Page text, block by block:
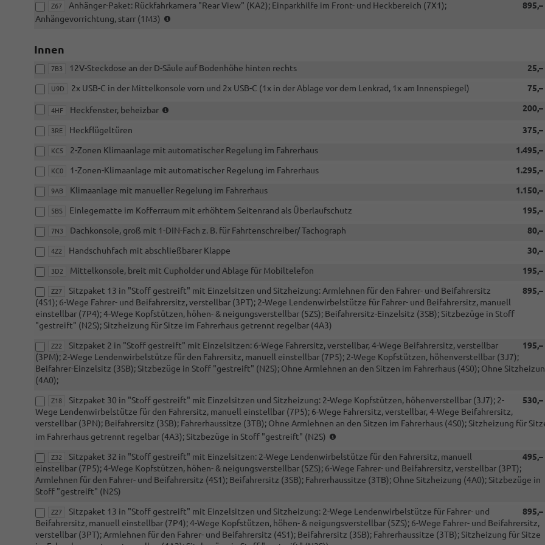
Z67 895,–
Anhänger-Paket: Rückfahrkamera "Rear View" (KA2); Einparkhilfe im Front- und Heckbereich (7X1);
Anhängevorrichtung, starr (1M3)
Innen
7B3 25,–
12V-Steckdose an der D-Säule auf Bodenhöhe hinten rechts
U9D 75,–
2x USB-C in der Mittelkonsole vorn und 2x USB-C (1x in der Ablage vor dem Lenkrad, 1x am Innenspiegel)
4HF 200,–
Heckfenster, beheizbar
und
4L1
GL1)
3RE 375,–
Heckflügeltüren
KC5 1.495,–
2-Zonen Klimaanlage mit automatischer Regelung im Fahrerhaus
KC0 1.295,–
1-Zonen-Klimaanlage mit automatischer Regelung im Fahrerhaus
9AB 1.150,–
Klimaanlage mit manueller Regelung im Fahrerhaus
5BS 195,–
Einlegematte im Kofferraum mit erhöhtem Seitenrand als Überlaufschutz
7N3 80,–
Dachkonsole, groß mit 1-DIN-Fach z. B. für Fahrtenschreiber/ Tachograph
4Z2 30,–
Handschuhfach mit abschließbarer Klappe
3D2 195,–
Mittelkonsole, breit mit Cupholder und Ablage für Mobiltelefon
Z27 895,–
Sitzpaket 13 in "Stoff gestreift" mit Einzelsitzen und Sitzheizung: Armlehnen für den Fahrer- und Beifahrersitz
(4S1); 6-Wege Fahrer- und Beifahrersitz, verstellbar (3PT); 2-Wege Lendenwirbelstütze für Fahrer- und Beifahrersitz, manuell
einstellbar (7P4); 4-Wege Kopfstützen, höhen- & neigungsverstellbar (5ZS); Beifahrersitz-Einzelsitz (3SB); Sitzbezüge in Stoff
"gestreift" (N2S); Sitzheizung für Sitze im Fahrerhaus getrennt regelbar (4A3)
Z22 195,–
Sitzpaket 2 in "Stoff gestreift" mit Einzelsitzen: 6-Wege Fahrersitz, verstellbar, 4-Wege Beifahrersitz, verstellbar
(3PM); 2-Wege Lendenwirbelstütze für den Fahrersitz, manuell einstellbar (7P5); 2-Wege Kopfstützen, höhenverstellbar (3J7);
Beifahrer-Einzelsitz (3SB); Sitzbezüge in Stoff "gestreift" (N2S); Ohne Armlehnen an den Sitzen im Fahrerhaus (4S0); Ohne
(4A0);
Z18 530,–
Sitzpaket 30 in "Stoff gestreift" mit Einzelsitzen und Sitzheizung: 2-Wege Kopfstützen, höhenverstellbar (3J7); 2-
Wege Lendenwirbelstütze für den Fahrersitz, manuell einstellbar (7P5); 6-Wege Fahrersitz, verstellbar, 4-Wege Beifahrersitz,
verstellbar (3PN); Beifahrersitz (3SB); Fahrerhaussitze (3TB); Ohne Armlehnen an den Sitzen im Fahrerhaus (4S0); Sitzheizung für
im Fahrerhaus getrennt regelbar (4A3); Sitzbezüge in Stoff "gestreift" (N2S)
mit
4X1
und
Z32 495,–
Sitzpaket 32 in "Stoff gestreift" mit Einzelsitzen: 2-Wege Lendenwirbelstütze für den Fahrersitz, manuell
einstellbar (7P5); 4-Wege Kopfstützen, höhen- & neigungsverstellbar (5ZS); 6-Wege Fahrer- und Beifahrersitz, verstellbar (3PT);
Armlehnen für den Fahrer- und Beifahrersitz (4S1); Beifahrersitz (3SB); Fahrerhaussitze (3TB); Ohne Sitzheizung (4A0); Sitzbezüge in
Stoff "gestreift" (N2S)
Z27 895,–
Sitzpaket 13 in "Stoff gestreift" mit Einzelsitzen und Sitzheizung: 2-Wege Lendenwirbelstütze für Fahrer- und
Beifahrersitz, manuell einstellbar (7P4); 4-Wege Kopfstützen, höhen- & neigungsverstellbar (5ZS); 6-Wege Fahrer- und Beifahrersitz,
verstellbar (3PT); Armlehnen für den Fahrer- und Beifahrersitz (4S1); Beifahrersitz (3SB); Fahrerhaussitze (3TB); Sitzheizung für Sitze